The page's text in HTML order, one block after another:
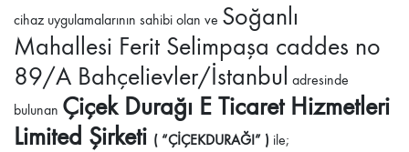
cihaz uygulamalarının sahibi olan ve Soğanlı
Mahallesi Ferit Selimpaşa caddes no
89/A Bahçelievler/İstanbul adresinde
bulunan Çiçek Durağı E Ticaret Hizmetleri
Limited Şirketi ( “ÇİÇEKDURAĞI” ) ile;